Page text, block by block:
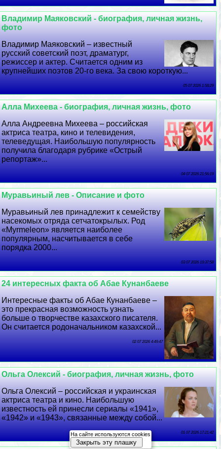
Владимир Маяковский - биография, личная жизнь,
фото
Владимир Маяковский – известный
русский советский поэт, драматург,
режиссер и актер. Считается одним из
крупнейших поэтов 20-го века. За свою короткую...
05 07 2026 1:58:29
Алла Михеева - биография, личная жизнь, фото
Алла Андреевна Михеева – российская
актриса театра, кино и телевидения,
телеведущая. Наибольшую популярность
получила благодаря рубрике «Острый
репортаж»...
04 07 2026 21:56:19
Муравьиный лев - Описание и фото
Муравьиный лев принадлежит к семейству
насекомых отряда сетчатокрылых. Род
«Myrmeleon» является наиболее
популярным, насчитывается в себе
порядка 2000...
03 07 2026 19:37:58
24 интересных факта об Абае Кунанбаеве
Интересные факты об Абае Кунанбаеве –
это прекрасная возможность узнать
больше о творчестве казахского писателя.
Он считается родоначальником казахской...
02 07 2026 4:49:47
Ольга Олексий - биография, личная жизнь, фото
Ольга Олексий – российская и украинская
актриса театра и кино. Наибольшую
известность ей принесли сериалы «1941»,
«1942» и «1943», связанные между собой...
01 07 2026 17:21:42
На сайте используются cookies
Закрыть эту плашку